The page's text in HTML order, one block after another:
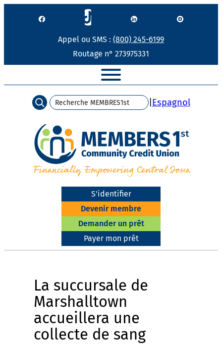
Appel ou SMS : (800) 245-6199
Routage n° 273975331
Recherche | Espagnol
S'identifier
Devenir membre
Demander un prêt
Payer mon prêt
La succursale de
Marshalltown
accueillera une
collecte de sang